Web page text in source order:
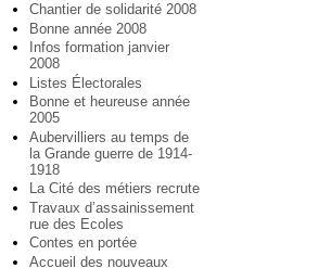
Chantier de solidarité 2008
Bonne année 2008
Infos formation janvier
2008
Listes Électorales
Bonne et heureuse année
2005
Aubervilliers au temps de
la Grande guerre de 1914-
1918
La Cité des métiers recrute
Travaux d’assainissement
rue des Ecoles
Contes en portée
Accueil des nouveaux